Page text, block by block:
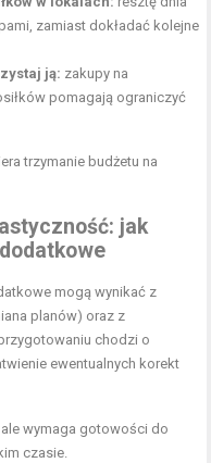
zamiast dokładać kolejne
ją: zakupy na
pomagają ograniczyć
trzymanie budżetu na
jak
mogą wynikać z
planów) oraz z
chodzi o
ewentualnych korekt
wymaga gotowości do
czasie.